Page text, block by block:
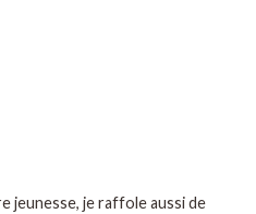
jeunesse, je raffole aussi de